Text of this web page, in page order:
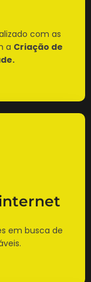
com as
a Criação de
em busca de